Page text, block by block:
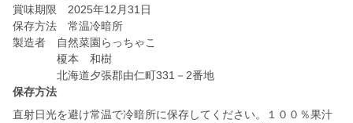
賞味期限 2025年12月31日
保存方法 常温冷暗所
製造者 自然菜園らっちゃこ
榎本 和樹
北海道夕張郡由仁町331－2番地
保存方法
直射日光を避け常温で冷暗所に保存してください。１００％果汁